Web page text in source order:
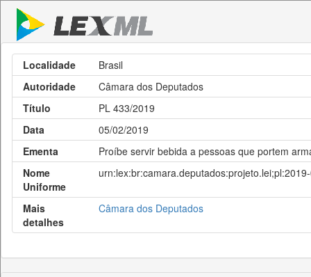
Localidade
Brasil
Autoridade
Câmara dos Deputados
Título
PL 433/2019
Data
05/02/2019
Ementa
Proíbe servir bebida a pessoas que portem
Nome
Uniforme
Mais
detalhes
Câmara dos Deputados